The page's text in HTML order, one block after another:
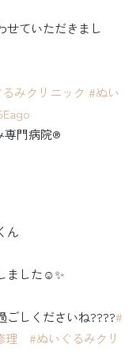
せていただきまし
みクリニック #ぬい
専門病院®︎
ん
ました☺️✨
ごしくださいね????#
理
#ぬいぐるみクリ